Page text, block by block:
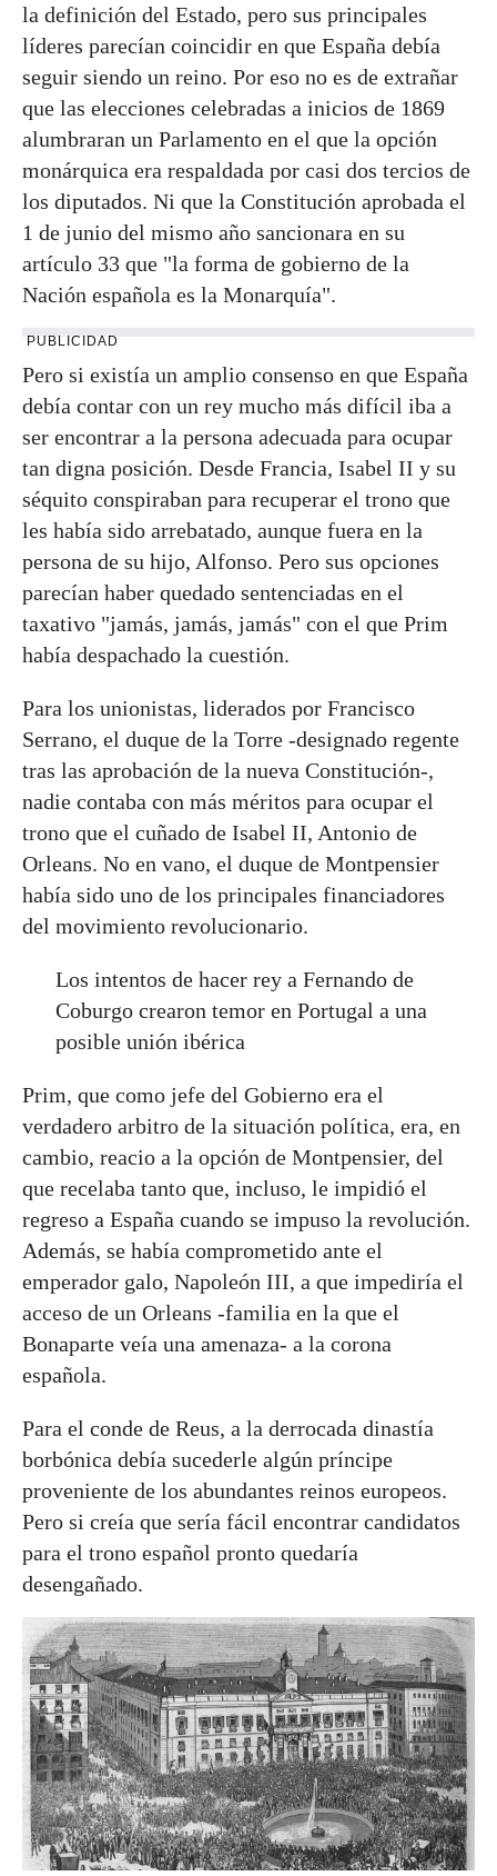
la definición del Estado, pero sus principales
líderes parecían coincidir en que España debía
seguir siendo un reino. Por eso no es de extrañar
que las elecciones celebradas a inicios de 1869
alumbraran un Parlamento en el que la opción
monárquica era respaldada por casi dos tercios de
los diputados. Ni que la Constitución aprobada el
1 de junio del mismo año sancionara en su
artículo 33 que "la forma de gobierno de la
Nación española es la Monarquía".
PUBLICIDAD
Pero si existía un amplio consenso en que España
debía contar con un rey mucho más difícil iba a
ser encontrar a la persona adecuada para ocupar
tan digna posición. Desde Francia, Isabel II y su
séquito conspiraban para recuperar el trono que
les había sido arrebatado, aunque fuera en la
persona de su hijo, Alfonso. Pero sus opciones
parecían haber quedado sentenciadas en el
taxativo "jamás, jamás, jamás" con el que Prim
había despachado la cuestión.
Para los unionistas, liderados por Francisco
Serrano, el duque de la Torre -designado regente
tras las aprobación de la nueva Constitución-,
nadie contaba con más méritos para ocupar el
trono que el cuñado de Isabel II, Antonio de
Orleans. No en vano, el duque de Montpensier
había sido uno de los principales financiadores
del movimiento revolucionario.
Los intentos de hacer rey a Fernando de
Coburgo crearon temor en Portugal a una
posible unión ibérica
Prim, que como jefe del Gobierno era el
verdadero arbitro de la situación política, era, en
cambio, reacio a la opción de Montpensier, del
que recelaba tanto que, incluso, le impidió el
regreso a España cuando se impuso la revolución.
Además, se había comprometido ante el
emperador galo, Napoleón III, a que impediría el
acceso de un Orleans -familia en la que el
Bonaparte veía una amenaza- a la corona
española.
Para el conde de Reus, a la derrocada dinastía
borbónica debía sucederle algún príncipe
proveniente de los abundantes reinos europeos.
Pero si creía que sería fácil encontrar candidatos
para el trono español pronto quedaría
desengañado.